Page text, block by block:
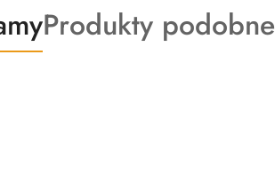
Produkty
o
Produkty podobne